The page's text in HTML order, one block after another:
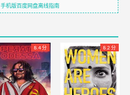
手机版百度网盘离线指南
8.4 分 8.2 分